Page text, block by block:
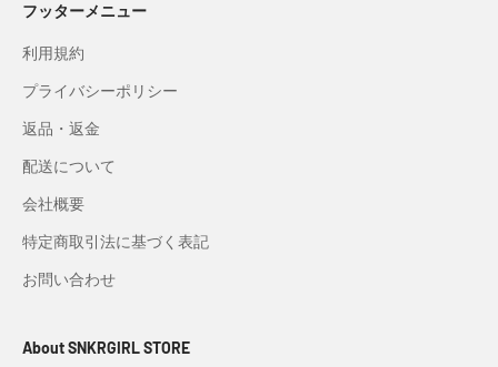
フッターメニュー
利用規約
プライバシーポリシー
返品・返金
配送について
会社概要
特定商取引法に基づく表記
お問い合わせ
About SNKRGIRL STORE